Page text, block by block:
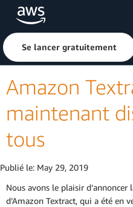
Passer au contenu principal
Cliquer ici pour
Se lancer gratuitement
Amazon
maintenant
tous
Publié le: May 29, 2019
Nous avons le plaisir
d’Amazon Textract, qui a été en